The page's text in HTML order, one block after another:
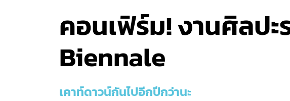
คอนเฟิร์ม! งานศิลป
Biennale
เคาท์ดาวน์กันไปอีกปีกว่านะ